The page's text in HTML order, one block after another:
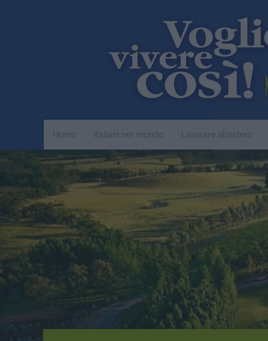
Home Italiani nel mondo Lavorare all’estero